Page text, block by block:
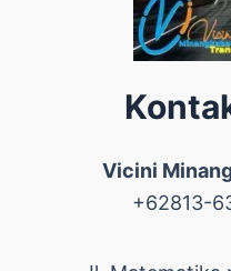
Vicini
+62813-